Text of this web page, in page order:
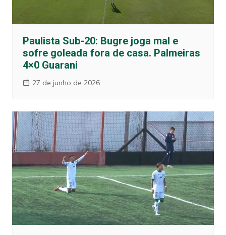
Paulista Sub-20: Bugre joga mal e
sofre goleada fora de casa. Palmeiras
4×0 Guarani
27 de junho de 2026